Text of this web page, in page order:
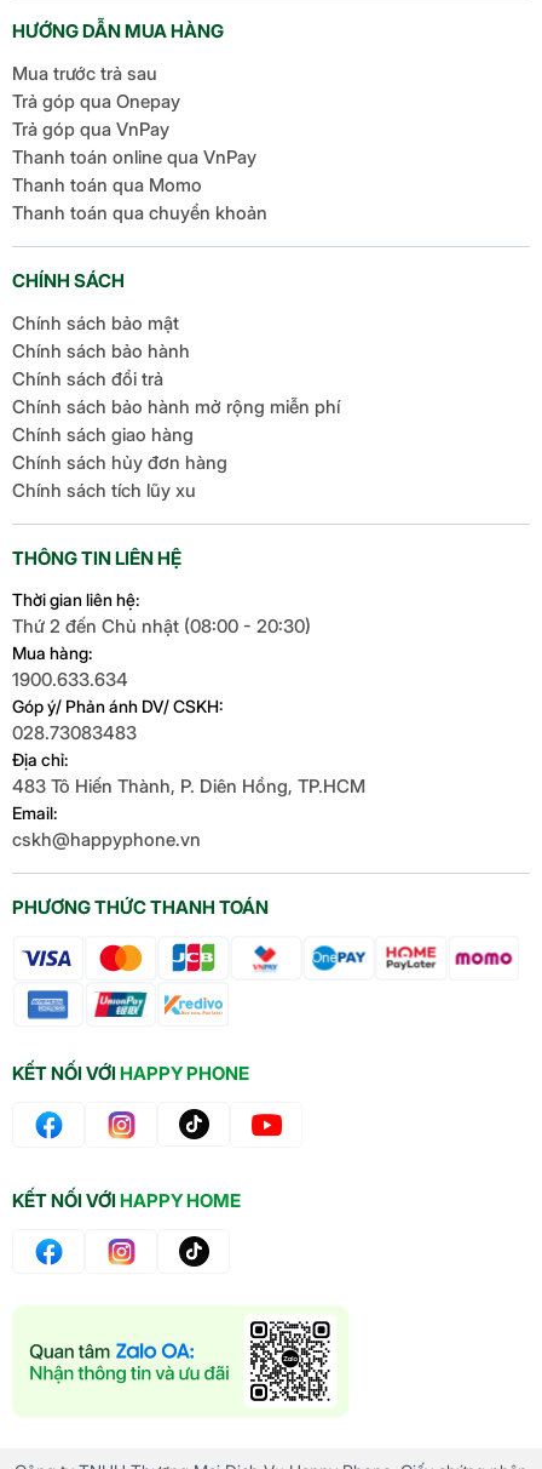
HƯỚNG DẪN MUA HÀNG
Mua trước trả sau
Trả góp qua Onepay
Trả góp qua VnPay
Thanh toán online qua VnPay
Thanh toán qua Momo
Thanh toán qua chuyển khoản
PHƯƠNG THỨC THANH TOÁN
KẾT NỐI VỚIHAPPY PHONE
CHÍNH SÁCH
Chính sách bảo mật
Chính sách bảo hành
Chính sách đổi trả
Chính sách bảo hành mở rộng miễn phí
Chính sách giao hàng
Chính sách hủy đơn hàng
Chính sách tích lũy xu
THÔNG TIN LIÊN HỆ
Thời gian liên hệ:
Thứ 2 đến Chủ nhật (08:00 - 20:30)
Mua hàng:
1900.633.634
Góp ý/ Phản ánh DV/ CSKH:
028.73083483
Địa chỉ:
483 Tô Hiến Thành, P. Diên Hồng, TP.HCM
Email:
cskh@happyphone.vn
KẾT NỐI VỚIHAPPY HOME